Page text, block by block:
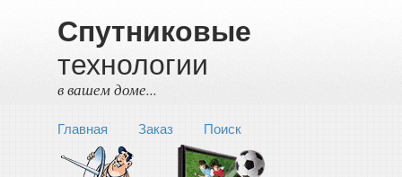
Спутниковые
технологии
в вашем доме...
Главная Заказ Поиск